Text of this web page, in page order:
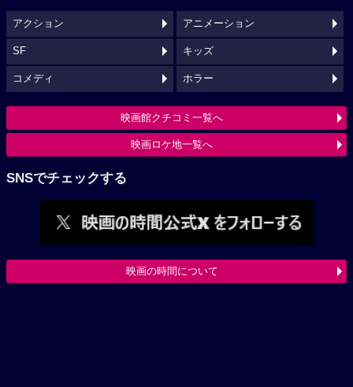
アクション アニメーション
SF キッズ
コメディ ホラー
映画館クチコミ一覧へ
映画ロケ地一覧へ
SNSでチェックする
映画の時間について